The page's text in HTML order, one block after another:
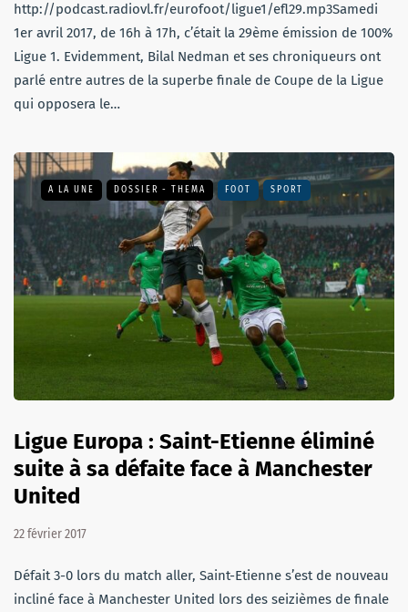
http://podcast.radiovl.fr/eurofoot/ligue1/efl29.mp3Samedi
1er avril 2017, de 16h à 17h, c’était la 29ème émission de 100%
Ligue 1. Evidemment, Bilal Nedman et ses chroniqueurs ont
parlé entre autres de la superbe finale de Coupe de la Ligue
qui opposera le…
A LA UNE DOSSIER - THEMA FOOT SPORT
Ligue Europa : Saint-Etienne éliminé
suite à sa défaite face à Manchester
United
22 février 2017
Défait 3-0 lors du match aller, Saint-Etienne s’est de nouveau
incliné face à Manchester United lors des seizièmes de finale